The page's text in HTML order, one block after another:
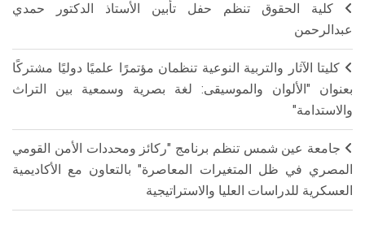
كلية الحقوق تنظم حفل تأبين الأستاذ الدكتور حمدي
عبدالرحمن
كليتا الآثار والتربية النوعية تنظمان مؤتمرًا علميًا دوليًا مشتركًا
بعنوان "الألوان والموسيقى: لغة بصرية وسمعية بين التراث
والاستدامة"
جامعة عين شمس تنظم برنامج "ركائز ومحددات الأمن القومي
المصري في ظل المتغيرات المعاصرة" بالتعاون مع الأكاديمية
العسكرية للدراسات العليا والاستراتيجية